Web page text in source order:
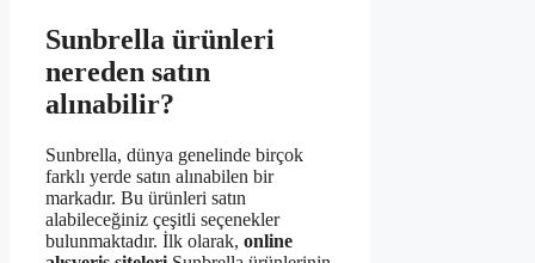
Sunbrella ürünleri
nereden satın
alınabilir?
Sunbrella, dünya genelinde birçok
farklı yerde satın alınabilen bir
markadır. Bu ürünleri satın
alabileceğiniz çeşitli seçenekler
bulunmaktadır. İlk olarak, online